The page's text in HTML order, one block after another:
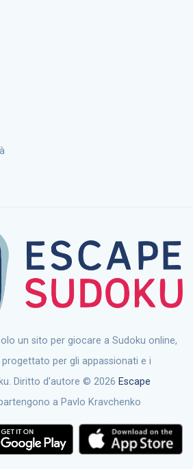
per gli appassionati e i
Diritto d'autore © 2026 Escape
a Pavlo Kravchenko